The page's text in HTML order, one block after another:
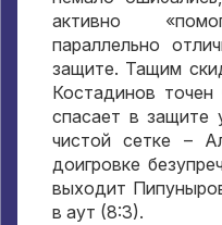
активно
параллельно
защите. Тащим
Костадинов
спасает в защите
чистой сетке –
доигровке
выходит
в аут (8:3).